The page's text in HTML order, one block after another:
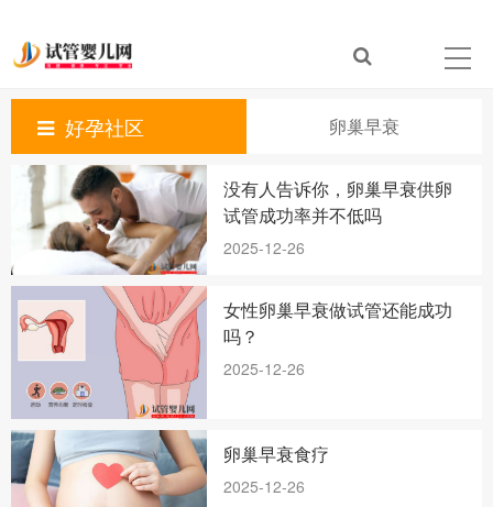
好孕社区 卵巢早衰
没有人告诉你，卵巢早衰供卵
试管成功率并不低吗
2025-12-26
女性卵巢早衰做试管还能成功
吗？
2025-12-26
卵巢早衰食疗
2025-12-26